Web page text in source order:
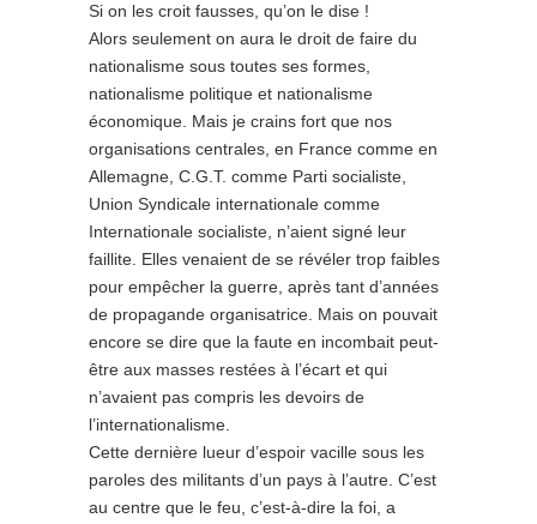
Si on les croit fausses, qu’on le dise !
Alors seulement on aura le droit de faire du
nationalisme sous toutes ses formes,
nationalisme politique et nationalisme
économique. Mais je crains fort que nos
organisations centrales, en France comme en
Allemagne, C.G.T. comme Parti socialiste,
Union Syndicale internationale comme
Internationale socialiste, n’aient signé leur
faillite. Elles venaient de se révéler trop faibles
pour empêcher la guerre, après tant d’années
de propagande organisatrice. Mais on pouvait
encore se dire que la faute en incombait peut-
être aux masses restées à l’écart et qui
n’avaient pas compris les devoirs de
l’internationalisme.
Cette dernière lueur d’espoir vacille sous les
paroles des militants d’un pays à l’autre. C’est
au centre que le feu, c’est-à-dire la foi, a